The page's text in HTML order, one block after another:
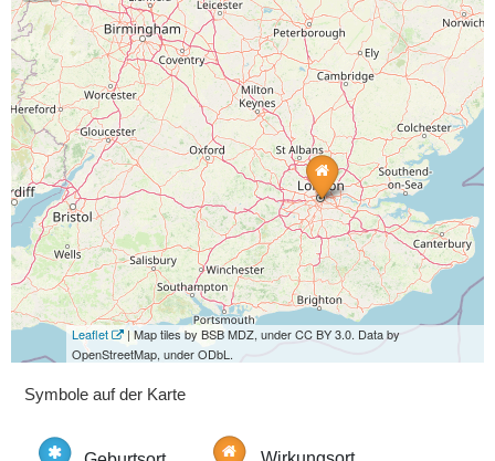
Leaflet
| Map tiles by BSB MDZ, under CC BY 3.0. Data by
OpenStreetMap, under ODbL.
Symbole auf der Karte